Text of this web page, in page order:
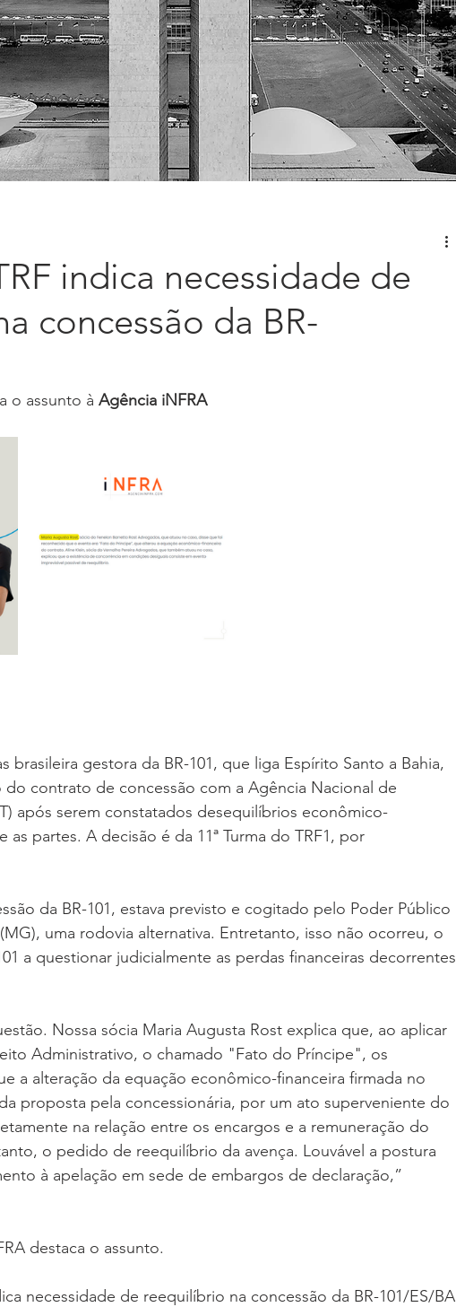
indica necessidade de
concessão da BR-
o assunto à Agência iNFRA
brasileira gestora da BR-101, que liga Espírito Santo a Bahia,
contrato de concessão com a Agência Nacional de
após serem constatados desequilíbrios econômico-
partes. A decisão é da 11ª Turma do TRF1, por
da BR-101, estava previsto e cogitado pelo Poder Público
uma rodovia alternativa. Entretanto, isso não ocorreu, o
a questionar judicialmente as perdas financeiras decorrentes
Nossa sócia Maria Augusta Rost explica que, ao aplicar
Administrativo, o chamado "Fato do Príncipe", os
a alteração da equação econômico-financeira firmada no
proposta pela concessionária, por um ato superveniente do
na relação entre os encargos e a remuneração do
o pedido de reequilíbrio da avença. Louvável a postura
à apelação em sede de embargos de declaração,”
destaca o assunto.
necessidade de reequilíbrio na concessão da BR-101/ES/BA